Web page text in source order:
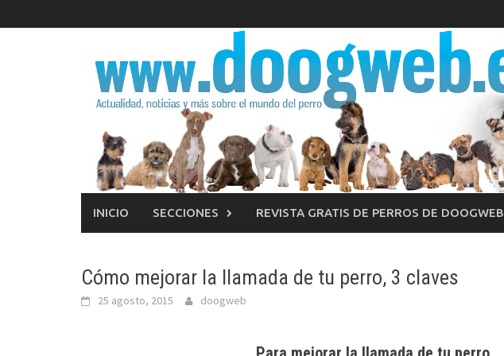
al
INICIO SECCIONES REVISTA GRATIS DE PERROS DE DOOGWEB
Cómo mejorar la llamada de tu perro, 3 claves
25 agosto, 2015 doogweb